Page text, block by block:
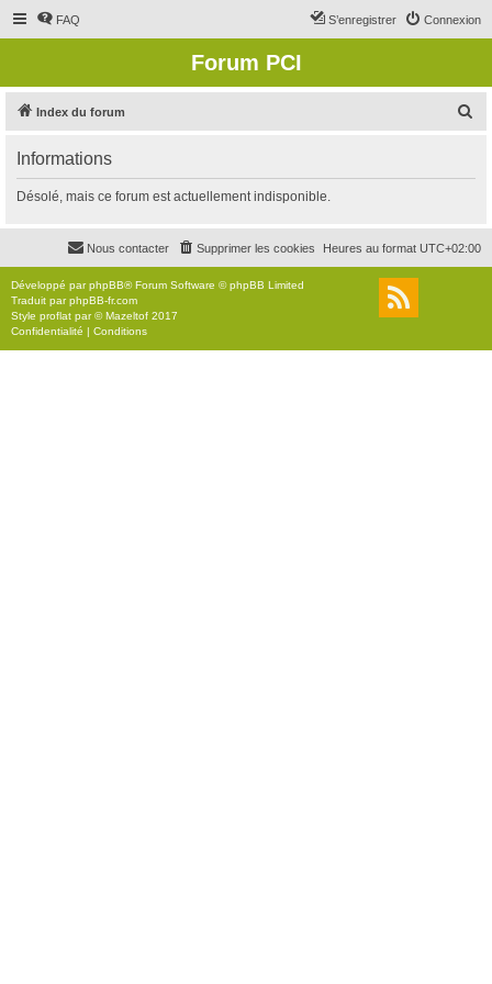
FAQ Connexion
S’enregistrer
Forum PCI
Index du forum
r
c
r
Informations
Désolé, mais ce forum est actuellement indisponible.
Heures au format UTC+02:00
Supprimer les cookies
Nous contacter
Développé parphpBB® Forum Software © phpBB Limited
Traduit parphpBB-fr.com
Style proflat par ©Mazeltof 2017
Confidentialité | Conditions